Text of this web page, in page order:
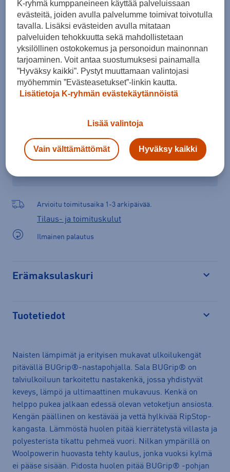
40,5
Kokotaulukko
Lisää ostoskoriin
Tarkista saatavuus ja tilaa myymälästä
Verkkokauppa: SaatavillaMyymälät:
Arvioitu toimitusaika 1-3 arkipäivää.
Tilaus- ja toimituskulut
Ilmainen palautus
Erämaksulaskuri
Tuotetiedot
Naisten lämpimät ja erityisen mukavat ulkoilukengät
pitävällä BUGrip®-nastapohjalla. Sala BUGrip® on
talviulkoiluun tarkoitettu nastakenkä, jossa yhdistyvät
keveys, lämpö ja ultimaattinen mukavuus. Kenkä on
helppo pukea jalkaan edessä olevan vetoketjun ansiosta.
Kengän päällinen on kestävää ja vettä hylkivää RipStop-
kangasta. Lämmöstä huolen pitää kierrätetystä villasta ja
polyesterista tikattu pehmeä vuori. Nilkan ympärillä on
Woolpowerin huovasta tehty kaulus, jonka vuoksi kylmä
ei pääse sisään. Pidosta huolen pitää BUGrip® -pohjan
K-ryhmä kumppaneineen käyttää palveluissaan
evästeitä, joiden avulla palvelumme toimivat toivotulla
tavalla. Lisäksi evästeiden avulla mitataan
palveluiden tehokkuutta sekä mahdollistetaan
yksilöllinen ostokokemus ja personoidun mainonnan
tarjoaminen. Voit antaa suostumuksesi painamalla
”Hyväksy kaikki”. Pystyt muuttamaan valintojasi
myöhemmin ”Evästeasetukset”-linkin kautta.
Lisätietoja K-ryhmän evästekäytännöistä
Lisää valintoja
Vain välttämättömät Hyväksy kaikki